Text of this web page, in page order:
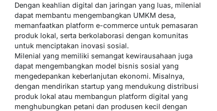
Dengan keahlian digital dan jaringan yang luas, milenial
dapat membantu mengembangkan UMKM desa,
memanfaatkan platform e-commerce untuk pemasaran
produk lokal, serta berkolaborasi dengan komunitas
untuk menciptakan inovasi sosial.
Milenial yang memiliki semangat kewirausahaan juga
dapat mengembangkan model bisnis sosial yang
mengedepankan keberlanjutan ekonomi. Misalnya,
dengan mendirikan startup yang mendukung distribusi
produk lokal atau membangun platform digital yang
menghubungkan petani dan produsen kecil dengan